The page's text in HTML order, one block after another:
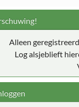
Alleen
Log alsjeblieft